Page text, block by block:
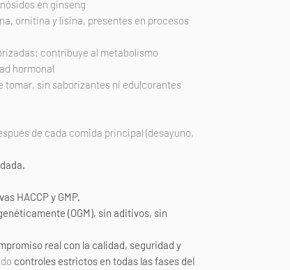
en ginseng
ornitina y lisina, presentes en procesos
contribuye al metabolismo
hormonal
tomar, sin saborizantes ni edulcorantes
de cada comida principal (desayuno,
HACCP y GMP.
(OGM), sin aditivos, sin
real con la calidad, seguridad y
controles estrictos en todas las fases del